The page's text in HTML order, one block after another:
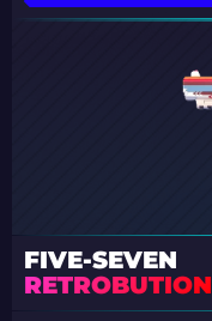
FIVE-SEVEN
RETROBUTION